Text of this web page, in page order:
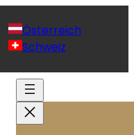
Österreich
Schweiz